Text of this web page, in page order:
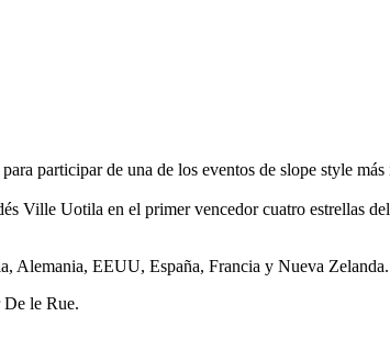
participar de una de los eventos de slope style
Ville Uotila en el primer vencedor cuatro estrellas
Alemania, EEUU, España, Francia y Nueva Zelanda.
le Rue.